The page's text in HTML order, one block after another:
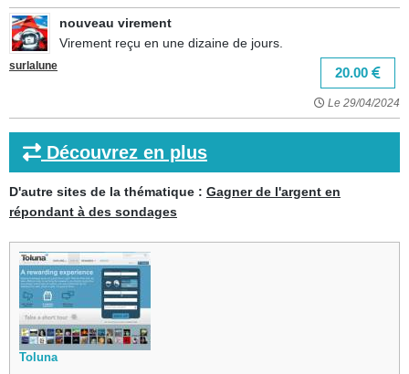
surlalune
nouveau virement
Virement reçu en une dizaine de jours.
20.00
Le 29/04/2024
Découvrez en plus
D'autre sites de la thématique : Gagner de l'argent en
répondant à des sondages
Toluna